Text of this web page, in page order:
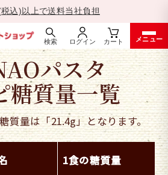
一
時
停
止
込)以上で送料当社負担
検索 ログイン カート メニュー
パスタ
糖質量一覧
質量は「21.4g」となります。
1食の糖質量